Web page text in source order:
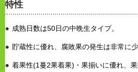
特性
成熟日数は50日の中晩生タイプ。
貯蔵性に優れ、腐敗果の発生は非常に少
着果性(1蔓2果着果)・果揃いに優れ、果